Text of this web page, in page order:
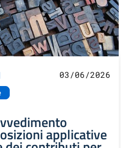
03/06/2026
applicative